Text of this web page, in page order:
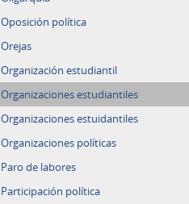
Oposición política
Orejas
Organización estudiantil
Organizaciones estudiantiles
Organizaciones estuidantiles
Organizaciones políticas
Paro de labores
Participación política